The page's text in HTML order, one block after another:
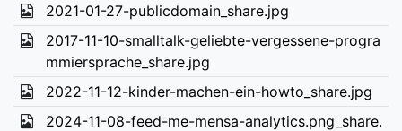
2021-01-27-publicdomain_share.jpg
2017-11-10-smalltalk-geliebte-vergessene-progra
mmiersprache_share.jpg
2022-11-12-kinder-machen-ein-howto_share.jpg
2024-11-08-feed-me-mensa-analytics.png_share.